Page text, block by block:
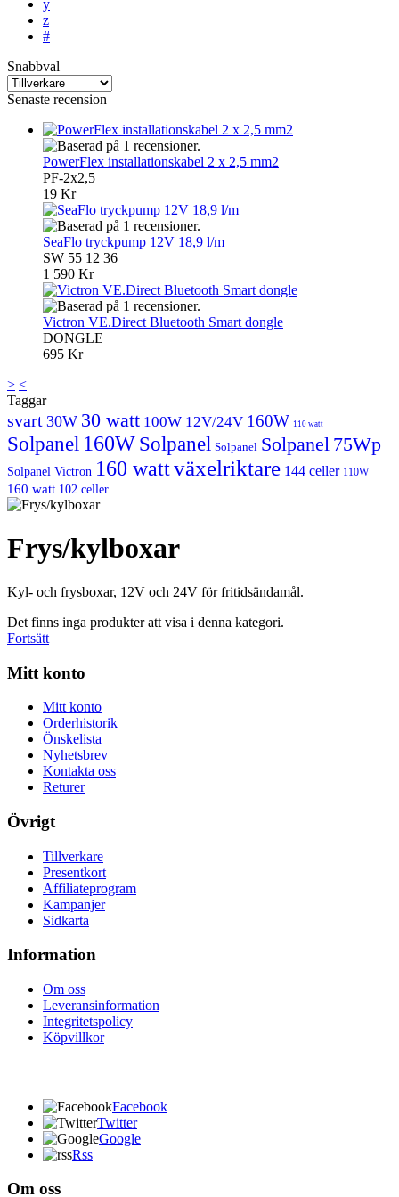
y
z
#
Snabbval
Senaste recension
PowerFlex installationskabel 2 x 2,5 mm2
PF-2x2,5
19 Kr
SeaFlo tryckpump 12V 18,9 l/m
SW 55 12 36
1 590 Kr
Victron VE.Direct Bluetooth Smart dongle
DONGLE
695 Kr
> <
Taggar
svart 30W 30 watt 100W 12V/24V 160W 110 watt
Solpanel 160W Solpanel Solpanel Solpanel 75Wp
Solpanel Victron 160 wattväxelriktare 144 celler 110W
160 watt 102 celler
Frys/kylboxar
Kyl- och frysboxar, 12V och 24V för fritidsändamål.
Det finns inga produkter att visa i denna kategori.
Fortsätt
Mitt konto
Mitt konto
Orderhistorik
Önskelista
Nyhetsbrev
Kontakta oss
Returer
Övrigt
Tillverkare
Presentkort
Affiliateprogram
Kampanjer
Sidkarta
Information
Om oss
Leveransinformation
Integritetspolicy
Köpvillkor
Facebook
Twitter
Google
Rss
Om oss